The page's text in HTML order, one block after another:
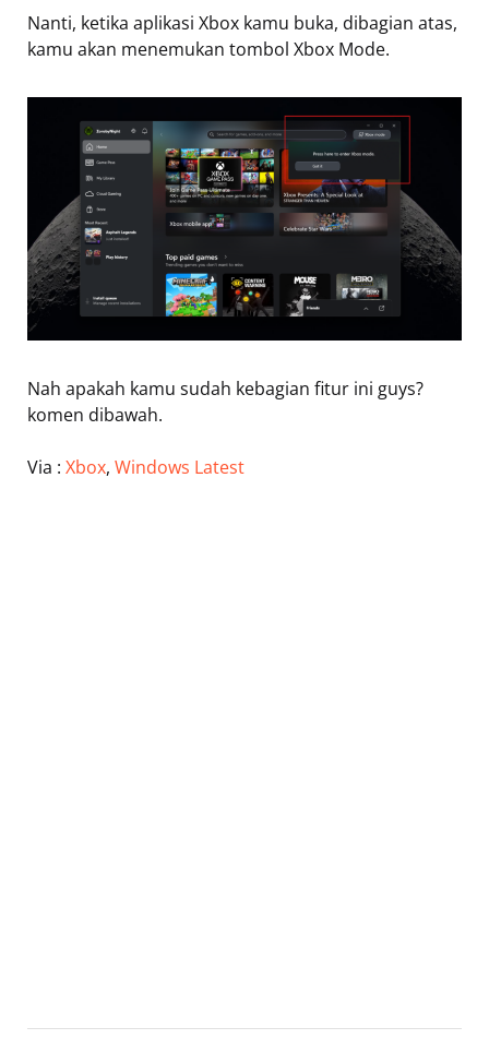
Nanti, ketika aplikasi Xbox kamu buka, dibagian atas,
kamu akan menemukan tombol Xbox Mode.
Nah apakah kamu sudah kebagian fitur ini guys?
komen dibawah.
Via : Xbox, Windows Latest